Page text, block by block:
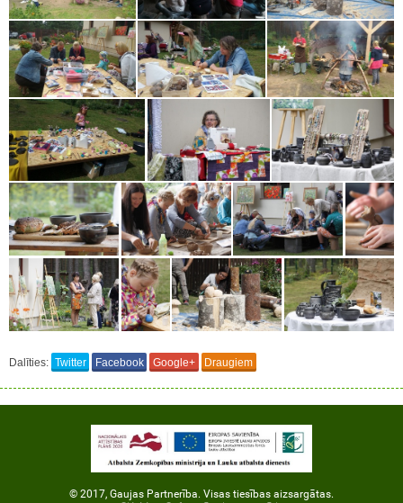
Dalīties: Twitter Facebook Google+ Draugiem
© 2017, Gaujas Partnerība. Visas tiesības aizsargātas.